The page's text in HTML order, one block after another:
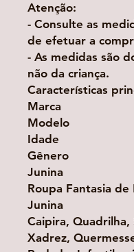
Atenção:
- Consulte as
de efetuar a
- As medidas são
não da criança.
Características
Marca
Modelo
Idade
Gênero
Junina
Roupa Fantasia de
Junina
Caipira, Quadrilha,
Xadrez,